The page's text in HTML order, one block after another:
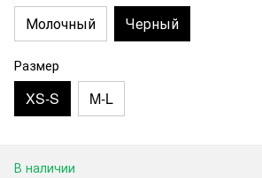
Молочный Черный
Размер
XS-S M-L
В наличии